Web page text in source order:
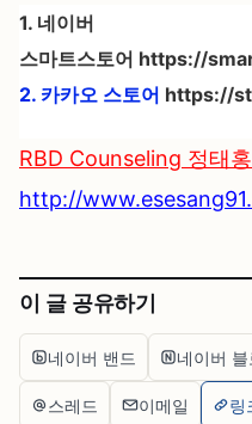
1. 네이버
스마트스토어 https://
2. 카카오 스토어 https://
RBD Counseling 정태
http://
이 글 공유하기
네이버 밴드 네이버 블
스레드 이메일 링